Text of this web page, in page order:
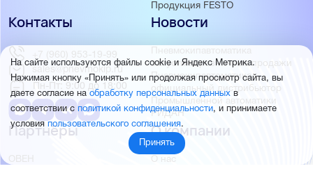
Продукция FESTO
Новости
Пневмокипавтоматика
запустила розничные продажи
Пневмокипавтоматика –
официальный дистрибьютор
Промышленной автоматики
РИДАН
Партнёры
ОВЕН
О компании
О нас
Контакты
+7 (960) 953-19-99
sales@pnevmokip.ru
Пн-Пт: 9:00 до 18:00
На сайте используются файлы cookie и Яндекс Метрика.
Нажимая кнопку «Принять» или продолжая просмотр сайта, вы
даете согласие наобработку персональных данных в
соответствии с политикой конфиденциальности, и принимаете
условия пользовательского соглашения.
Принять